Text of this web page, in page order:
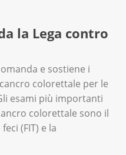
la Lega contro
e sostiene i
colorettale per le
esami più importanti
colorettale sono il
(FIT) e la